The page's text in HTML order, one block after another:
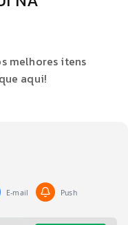
melhores itens
aqui!
E-mail Push